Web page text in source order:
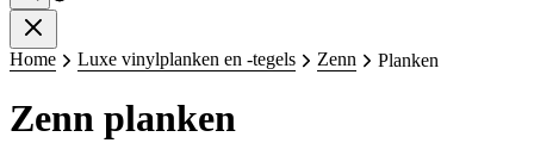
Home Luxe vinylplanken en -tegels Zenn Planken
Zenn planken